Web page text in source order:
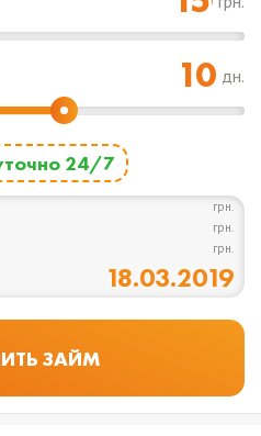
дн.
24/7
грн.
грн.
грн.
18.03.2019